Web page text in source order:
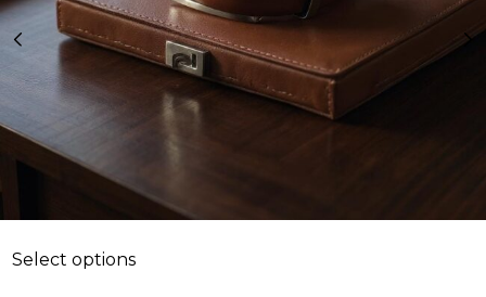
Select options